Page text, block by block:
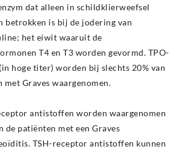
dat alleen in schildklierweefsel
betrokken is bij de jodering van
het eiwit waaruit de
T4 en T3 worden gevormd. TPO-
hoge titer) worden bij slechts 20% van
met Graves waargenomen.
antistoffen worden waargenomen
de patiënten met een Graves
TSH-receptor antistoffen kunnen